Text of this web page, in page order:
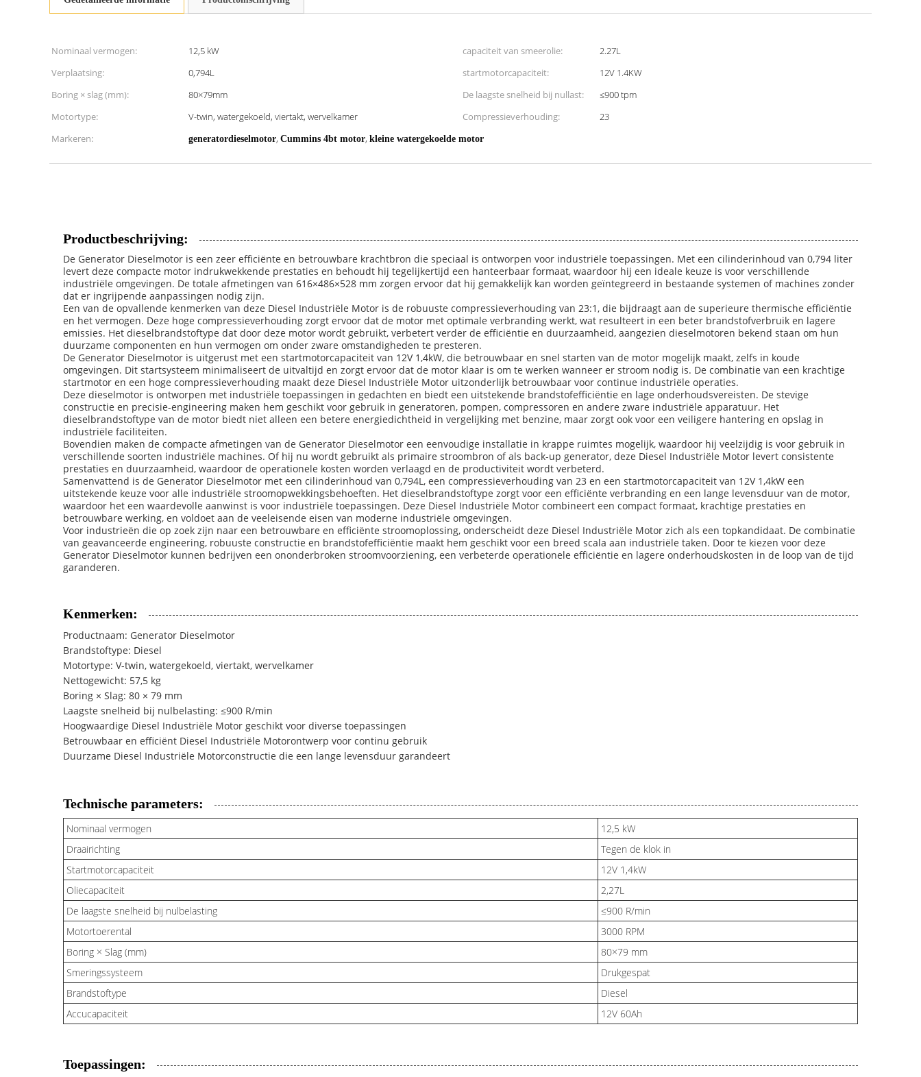
Nominaal vermogen: 12,5 kW capaciteit van smeerolie:
2.27L
Verplaatsing:
0,794L startmotorcapaciteit:
12V 1.4KW
Boring × slag (mm):
80×79mm De laagste snelheid bij nullast:
≤900 tpm
Motortype:
V-twin, watergekoeld, viertakt, wervelkamer Compressieverhouding:
23
Markeren:
generatordieselmotor, Cummins 4bt motor, kleine watergekoelde motor
Productbeschrijving:
De Generator Dieselmotor is een zeer efficiënte en betrouwbare krachtbron die speciaal is ontworpen voor industriële toepassingen. Met een cilinderinhoud van 0,794 liter
levert deze compacte motor indrukwekkende prestaties en behoudt hij tegelijkertijd een hanteerbaar formaat, waardoor hij een ideale keuze is voor verschillende
industriële omgevingen. De totale afmetingen van 616×486×528 mm zorgen ervoor dat hij gemakkelijk kan worden geïntegreerd in bestaande systemen of machines zonder
dat er ingrijpende aanpassingen nodig zijn.
Een van de opvallende kenmerken van deze Diesel Industriële Motor is de robuuste compressieverhouding van 23:1, die bijdraagt aan de superieure thermische efficiëntie
en het vermogen. Deze hoge compressieverhouding zorgt ervoor dat de motor met optimale verbranding werkt, wat resulteert in een beter brandstofverbruik en lagere
emissies. Het dieselbrandstoftype dat door deze motor wordt gebruikt, verbetert verder de efficiëntie en duurzaamheid, aangezien dieselmotoren bekend staan om hun
duurzame componenten en hun vermogen om onder zware omstandigheden te presteren.
De Generator Dieselmotor is uitgerust met een startmotorcapaciteit van 12V 1,4kW, die betrouwbaar en snel starten van de motor mogelijk maakt, zelfs in koude
omgevingen. Dit startsysteem minimaliseert de uitvaltijd en zorgt ervoor dat de motor klaar is om te werken wanneer er stroom nodig is. De combinatie van een krachtige
startmotor en een hoge compressieverhouding maakt deze Diesel Industriële Motor uitzonderlijk betrouwbaar voor continue industriële operaties.
Deze dieselmotor is ontworpen met industriële toepassingen in gedachten en biedt een uitstekende brandstofefficiëntie en lage onderhoudsvereisten. De stevige
constructie en precisie-engineering maken hem geschikt voor gebruik in generatoren, pompen, compressoren en andere zware industriële apparatuur. Het
dieselbrandstoftype van de motor biedt niet alleen een betere energiedichtheid in vergelijking met benzine, maar zorgt ook voor een veiligere hantering en opslag in
industriële faciliteiten.
Bovendien maken de compacte afmetingen van de Generator Dieselmotor een eenvoudige installatie in krappe ruimtes mogelijk, waardoor hij veelzijdig is voor gebruik in
verschillende soorten industriële machines. Of hij nu wordt gebruikt als primaire stroombron of als back-up generator, deze Diesel Industriële Motor levert consistente
prestaties en duurzaamheid, waardoor de operationele kosten worden verlaagd en de productiviteit wordt verbeterd.
Samenvattend is de Generator Dieselmotor met een cilinderinhoud van 0,794L, een compressieverhouding van 23 en een startmotorcapaciteit van 12V 1,4kW een
uitstekende keuze voor alle industriële stroomopwekkingsbehoeften. Het dieselbrandstoftype zorgt voor een efficiënte verbranding en een lange levensduur van de motor,
waardoor het een waardevolle aanwinst is voor industriële toepassingen. Deze Diesel Industriële Motor combineert een compact formaat, krachtige prestaties en
betrouwbare werking, en voldoet aan de veeleisende eisen van moderne industriële omgevingen.
Voor industrieën die op zoek zijn naar een betrouwbare en efficiënte stroomoplossing, onderscheidt deze Diesel Industriële Motor zich als een topkandidaat. De combinatie
van geavanceerde engineering, robuuste constructie en brandstofefficiëntie maakt hem geschikt voor een breed scala aan industriële taken. Door te kiezen voor deze
Generator Dieselmotor kunnen bedrijven een ononderbroken stroomvoorziening, een verbeterde operationele efficiëntie en lagere onderhoudskosten in de loop van de tijd
garanderen.
Kenmerken:
Productnaam: Generator Dieselmotor
Brandstoftype: Diesel
Motortype: V-twin, watergekoeld, viertakt, wervelkamer
Nettogewicht: 57,5 kg
Boring × Slag: 80 × 79 mm
Laagste snelheid bij nulbelasting: ≤900 R/min
Hoogwaardige Diesel Industriële Motor geschikt voor diverse toepassingen
Betrouwbaar en efficiënt Diesel Industriële Motorontwerp voor continu gebruik
Duurzame Diesel Industriële Motorconstructie die een lange levensduur garandeert
Technische parameters:
Nominaal vermogen
12,5 kW
Draairichting
Tegen de klok in
Startmotorcapaciteit
12V 1,4kW
Oliecapaciteit
2,27L
De laagste snelheid bij nulbelasting
≤900 R/min
Motortoerental
3000 RPM
Boring × Slag (mm)
80×79 mm
Smeringssysteem
Drukgespat
Brandstoftype
Diesel
Accucapaciteit
12V 60Ah
Toepassingen: